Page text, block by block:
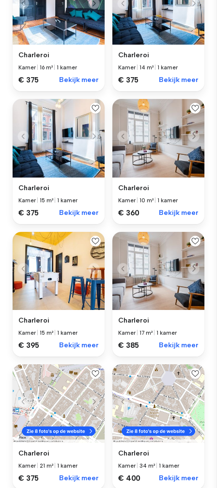
Charleroi
Kamer |16 m² |1 kamer
€ 375 Bekijk meer
Charleroi
Kamer |14 m² |1 kamer
€ 375 Bekijk meer
Charleroi
Kamer |15 m² |1 kamer
€ 375 Bekijk meer
Charleroi
Kamer |10 m² |1 kamer
€ 360 Bekijk meer
Charleroi
Kamer |15 m² |1 kamer
€ 395 Bekijk meer
Charleroi
Kamer |17 m² |1 kamer
€ 385 Bekijk meer
Charleroi
Kamer |21 m² |1 kamer
€ 375 Bekijk meer
Charleroi
Kamer |34 m² |1 kamer
€ 400 Bekijk meer